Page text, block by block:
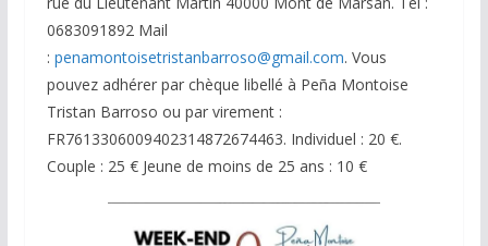
0683091892 Mail
: penamontoisetristanbarroso@gmail.com. Vous
pouvez adhérer par chèque libellé à Peña Montoise
Tristan Barroso ou par virement :
FR7613306009402314872674463. Individuel : 20 €.
Couple : 25 € Jeune de moins de 25 ans : 10 €